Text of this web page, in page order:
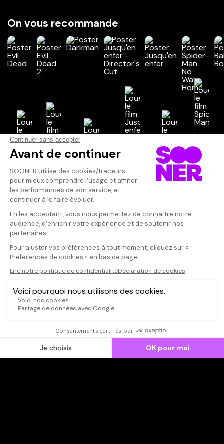
On vous recommande
Vos avis
Donnez votre avis
Votre note
Votre commentaire
Il faut vous connecter pour
publier un avis
CONNEXION
Le bijou de la
Qui sommes-nous ?